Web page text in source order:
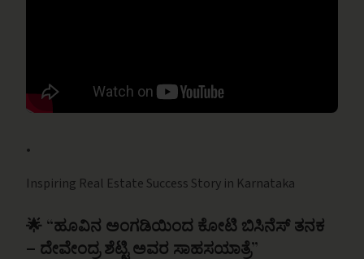
•
Inspiring Real Estate Success Story in Karnataka
🌟 “ಹೂವಿನ ಅಂಗಡಿಯಿಂದ ಕೋಟಿ ಬಿಸಿನೆಸ್ ತನಕ
– ದೇವೇಂದ್ರ ಶೆಟ್ಟಿ ಅವರ ಸಾಹಸಯಾತ್ರೆ”